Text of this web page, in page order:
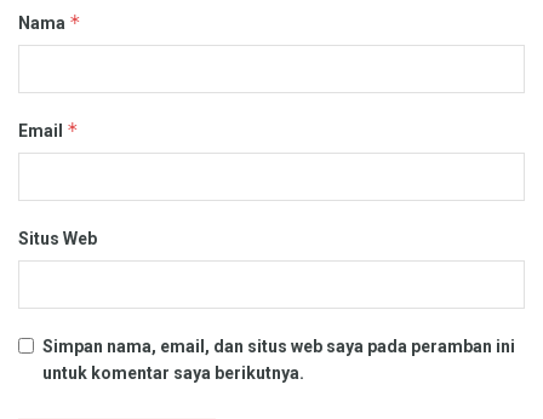
Nama *
Email *
Situs Web
Simpan nama, email, dan situs web saya pada peramban ini
untuk komentar saya berikutnya.